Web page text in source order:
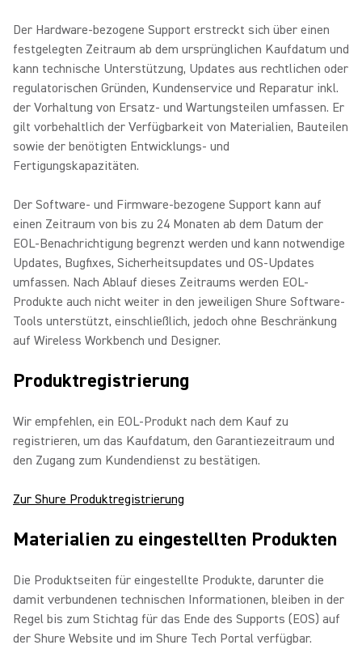
Der Hardware-bezogene Support erstreckt sich über einen
festgelegten Zeitraum ab dem ursprünglichen Kaufdatum und
kann technische Unterstützung, Updates aus rechtlichen oder
regulatorischen Gründen, Kundenservice und Reparatur inkl.
der Vorhaltung von Ersatz- und Wartungsteilen umfassen. Er
gilt vorbehaltlich der Verfügbarkeit von Materialien, Bauteilen
sowie der benötigten Entwicklungs- und
Fertigungskapazitäten.
Der Software- und Firmware-bezogene Support kann auf
einen Zeitraum von bis zu 24 Monaten ab dem Datum der
EOL-Benachrichtigung begrenzt werden und kann notwendige
Updates, Bugfixes, Sicherheitsupdates und OS-Updates
umfassen. Nach Ablauf dieses Zeitraums werden EOL-
Produkte auch nicht weiter in den jeweiligen Shure Software-
Tools unterstützt, einschließlich, jedoch ohne Beschränkung
auf Wireless Workbench und Designer.
Produktregistrierung
Wir empfehlen, ein EOL-Produkt nach dem Kauf zu
registrieren, um das Kaufdatum, den Garantiezeitraum und
den Zugang zum Kundendienst zu bestätigen.
Zur Shure Produktregistrierung
Materialien zu eingestellten Produkten
Die Produktseiten für eingestellte Produkte, darunter die
damit verbundenen technischen Informationen, bleiben in der
Regel bis zum Stichtag für das Ende des Supports (EOS) auf
der Shure Website und im Shure Tech Portal verfügbar.